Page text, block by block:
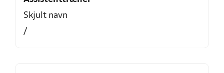
Skjult navn
/